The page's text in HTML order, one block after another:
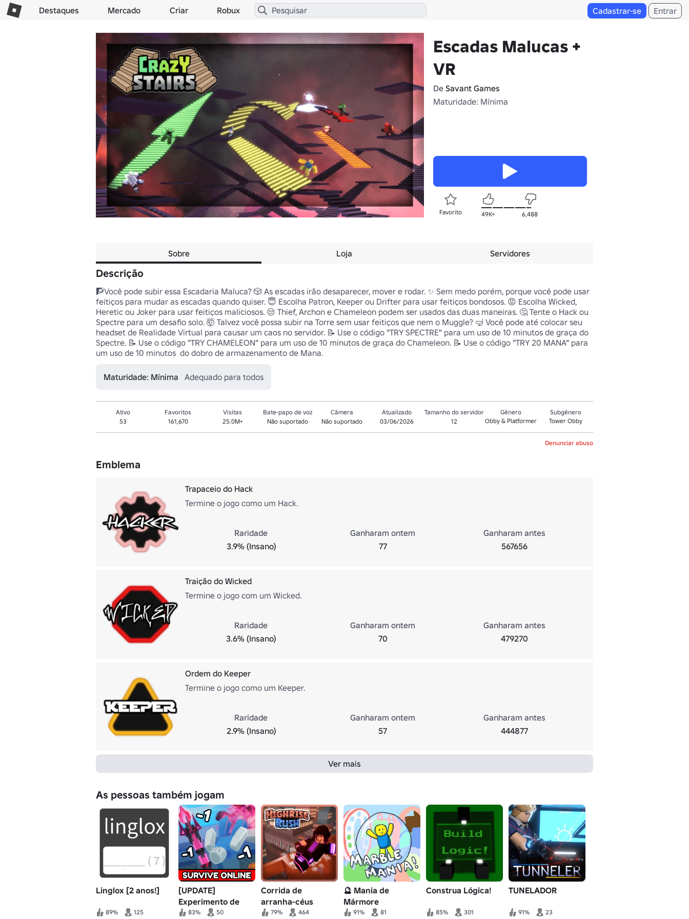
Destaques Mercado Criar Robux Cadastrar-se Entrar
Escadas Malucas +
VR
De Savant Games
Maturidade: Mínima
Favorito 49K+ 6,488
Sobre Loja Servidores
Descrição
🧗Você pode subir essa Escadaria Maluca? 🎲 As escadas irão desaparecer, mover e rodar. ✨ Sem medo porém, porque você pode usar
feitiços para mudar as escadas quando quiser. 😇 Escolha Patron, Keeper ou Drifter para usar feitiços bondosos. 😡 Escolha Wicked,
Heretic ou Joker para usar feitiços maliciosos. 😒 Thief, Archon e Chameleon podem ser usados das duas maneiras. 🤔 Tente o Hack ou
Spectre para um desafio solo. 🤯 Talvez você possa subir na Torre sem usar feitiços que nem o Muggle? 🤿 Você pode até colocar seu
headset de Realidade Virtual para causar um caos no servidor. 📝 Use o código "TRY SPECTRE" para um uso de 10 minutos de graça do
Spectre. 📝 Use o código "TRY CHAMELEON" para um uso de 10 minutos de graça do Chameleon. 📝 Use o código "TRY 20 MANA" para
um uso de 10 minutos  do dobro de armazenamento de Mana.
Maturidade: Mínima Adequado para todos
Ativo
53
Favoritos
161,670
Visitas
25.0M+
Bate-papo de voz
Não suportado
Câmera
Não suportado
Atualizado
03/06/2026
Tamanho do servidor
12
Gênero
Obby & Platformer
Subgênero
Tower Obby
Denunciar abuso
Emblema
Trapaceio do Hack
Termine o jogo como um Hack.
Raridade
3.9% (Insano)
Ganharam ontem
77
Ganharam antes
567656
Traição do Wicked
Termine o jogo com um Wicked.
Raridade
3.6% (Insano)
Ganharam ontem
70
Ganharam antes
479270
Ordem do Keeper
Termine o jogo como um Keeper.
Raridade
2.9% (Insano)
Ganharam ontem
57
Ganharam antes
444877
Ver mais
As pessoas também jogam
Linglox [2 anos!]
89% 125
[UPDATE]
Experimento de
Laboratório
83% 50
Corrida de
arranha-céus
79% 464
🔮 Mania de
Mármore
91% 81
Construa Lógica!
85% 301
TUNELADOR
91% 23